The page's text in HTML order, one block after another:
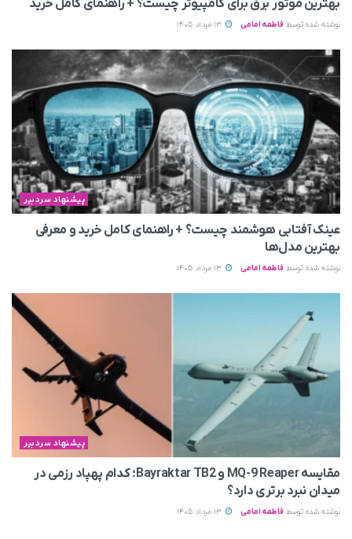
بهترین موتور برق برای کامپیوتر چیست؟ + راهنمای کامل خرید
نوشته شده توسط فاطمه امامی
پیشنهاد سردبیر
عینک آفتابی هوشمند چیست؟ + راهنمای کامل خرید و معرفی
بهترین مدل‌ها
نوشته شده توسط فاطمه امامی
پیشنهاد سردبیر
مقایسه MQ-9 Reaper و Bayraktar TB2؛ کدام پهپاد رزمی در
میدان نبرد برتری دارد؟
نوشته شده توسط فاطمه امامی